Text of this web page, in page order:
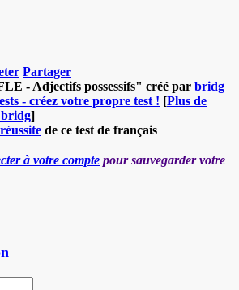
Partager
- Adjectifs possessifs" créé par bridg
- créez votre propre test ! [Plus de
bridg]
de ce test de français
à votre compte pour sauvegarder votre